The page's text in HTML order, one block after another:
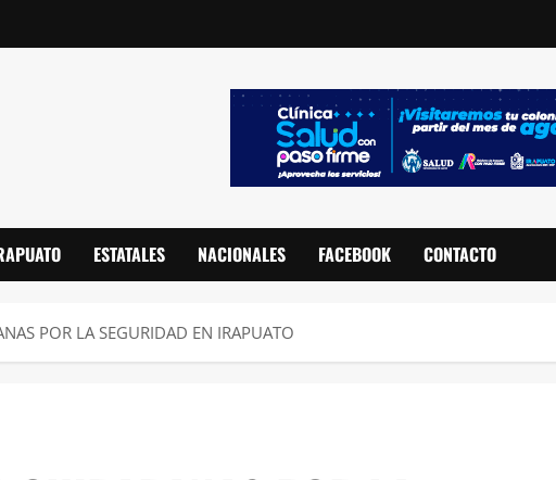
ESTATALES NACIONALES FACEBOOK CONTACTO
POR LA SEGURIDAD EN IRAPUATO